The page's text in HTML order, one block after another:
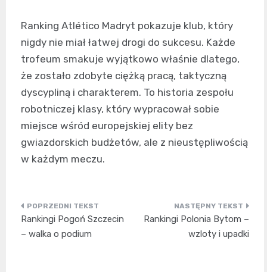
Ranking Atlético Madryt pokazuje klub, który
nigdy nie miał łatwej drogi do sukcesu. Każde
trofeum smakuje wyjątkowo właśnie dlatego,
że zostało zdobyte ciężką pracą, taktyczną
dyscypliną i charakterem. To historia zespołu
robotniczej klasy, który wypracował sobie
miejsce wśród europejskiej elity bez
gwiazdorskich budżetów, ale z nieustępliwością
w każdym meczu.
Nawigacja
wpisu
Rankingi Pogoń Szczecin
– walka o podium
Rankingi Polonia Bytom –
wzloty i upadki